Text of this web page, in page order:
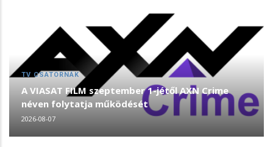
TV CSATORNÁK
A VIASAT FILM szeptember 1-jétől AXN Crime
néven folytatja működését
2026-08-07